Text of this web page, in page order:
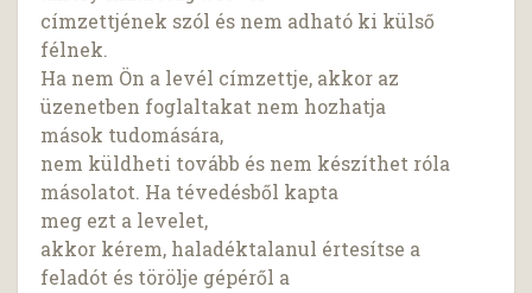
címzettjének szól és nem adható ki külső
félnek.
Ha nem Ön a levél címzettje, akkor az
üzenetben foglaltakat nem hozhatja
mások tudomására,
nem küldheti tovább és nem készíthet róla
másolatot. Ha tévedésből kapta
meg ezt a levelet,
akkor kérem, haladéktalanul értesítse a
feladót és törölje gépéről a